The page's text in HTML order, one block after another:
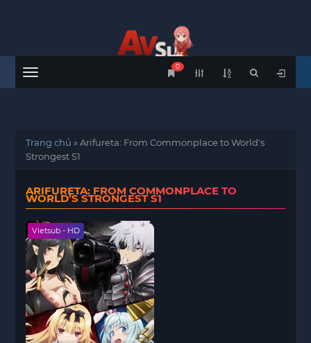
Menu
0
Trang chủ »Arifureta: From Commonplace to World's
Strongest S1
ARIFURETA: FROM COMMONPLACE TO
WORLD’S STRONGEST S1
Vietsub - HD